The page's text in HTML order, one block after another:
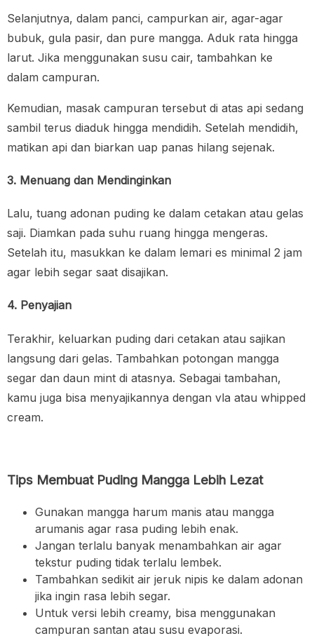
Selanjutnya, dalam panci, campurkan air, agar-agar
bubuk, gula pasir, dan pure mangga. Aduk rata hingga
larut. Jika menggunakan susu cair, tambahkan ke
dalam campuran.
Kemudian, masak campuran tersebut di atas api sedang
sambil terus diaduk hingga mendidih. Setelah mendidih,
matikan api dan biarkan uap panas hilang sejenak.
3. Menuang dan Mendinginkan
Lalu, tuang adonan puding ke dalam cetakan atau gelas
saji. Diamkan pada suhu ruang hingga mengeras.
Setelah itu, masukkan ke dalam lemari es minimal 2 jam
agar lebih segar saat disajikan.
4. Penyajian
Terakhir, keluarkan puding dari cetakan atau sajikan
langsung dari gelas. Tambahkan potongan mangga
segar dan daun mint di atasnya. Sebagai tambahan,
kamu juga bisa menyajikannya dengan vla atau whipped
cream.
Tips Membuat Puding Mangga Lebih Lezat
Gunakan mangga harum manis atau mangga
arumanis agar rasa puding lebih enak.
Jangan terlalu banyak menambahkan air agar
tekstur puding tidak terlalu lembek.
Tambahkan sedikit air jeruk nipis ke dalam adonan
jika ingin rasa lebih segar.
Untuk versi lebih creamy, bisa menggunakan
campuran santan atau susu evaporasi.